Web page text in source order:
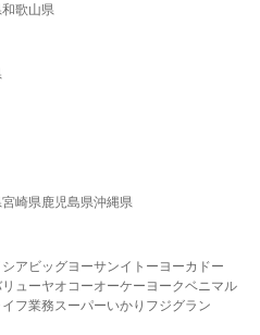
和歌山県
宮崎県鹿児島県沖縄県
ア ビッグヨーサンイトーヨーカドー
ューヤオコーオーケー ヨークベニマル
イフ業務スーパーいかり フジグラン